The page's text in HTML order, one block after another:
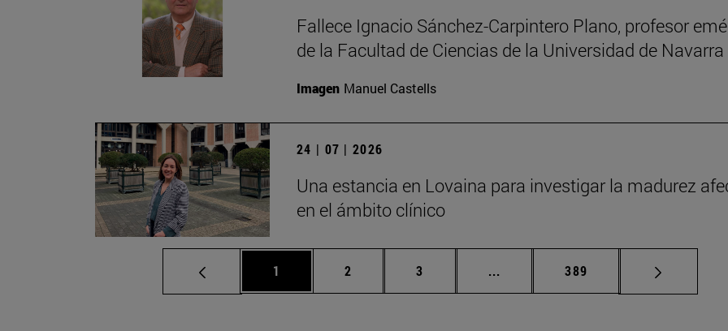
Fallece Ignacio Sánchez-Carpintero Plano, profesor
de la Facultad de Ciencias de la Universidad de Navarra
Imagen Manuel Castells
24 | 07 | 2026
Una estancia en Lovaina para investigar la madurez
en el ámbito clínico
Página
1 Página
2 Página
3 ... Páginas intermedias Use TAB para
Página
389